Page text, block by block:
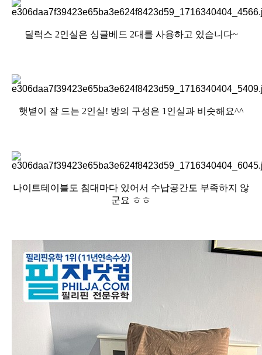
딜럭스 2인실은 싱글베드 2대를 사용하고 있습니다~
햇볕이 잘 드는 2인실! 방의 구성은 1인실과 비슷해요^^
나이트테이블도 침대마다 있어서 수납공간도 부족하지 않
군요 ㅎㅎ